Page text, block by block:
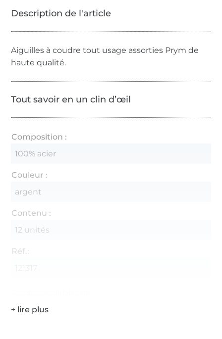
Aiguilles à coudre tout usage assorties Prym de
haute qualité.
Tout savoir en un clin d’œil
Composition :
100% acier
Couleur :
argent
Contenu :
12 unités
Réf.: